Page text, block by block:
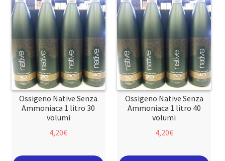
Ossigeno Native Senza
Ammoniaca 1 litro 30
volumi
4,20€
Ossigeno Native Senza
Ammoniaca 1 litro 40
volumi
4,20€